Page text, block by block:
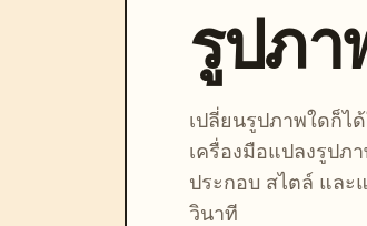
รูปภา
เปลี่ยนรูปภาพใดก็ไ
เครื่องมือแปลงรูปภ
ประกอบ สไตล์ และ
วินาที